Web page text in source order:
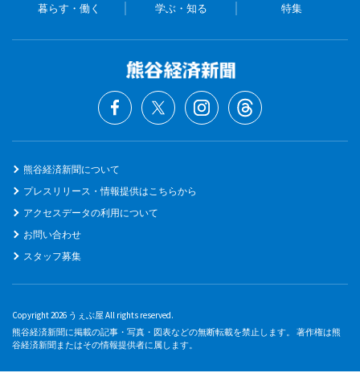
暮らす・働く 学ぶ・知る 特集
熊谷経済新聞について
プレスリリース・情報提供はこちらから
アクセスデータの利用について
お問い合わせ
スタッフ募集
Copyright 2026 うぇぶ屋 All rights reserved.
熊谷経済新聞に掲載の記事・写真・図表などの無断転載を禁止します。 著作権は熊
谷経済新聞またはその情報提供者に属します。